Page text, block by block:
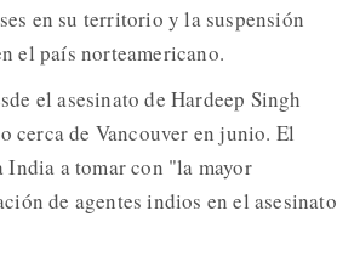
en su territorio y la suspensión
el país norteamericano.
el asesinato de Hardeep Singh
cerca de Vancouver en junio. El
India a tomar con "la mayor
de agentes indios en el asesinato